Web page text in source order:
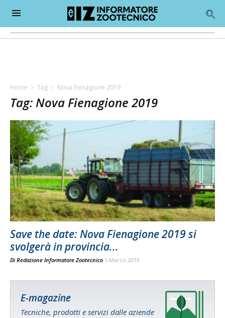
Home Tag Nova Fienagione 2019
Tag: Nova Fienagione 2019
Save the date: Nova Fienagione 2019 si
svolgerà in provincia...
Di Redazione Informatore Zootecnico 5 Marzo 2019
E-magazine
Tecniche, prodotti e servizi dalle aziende